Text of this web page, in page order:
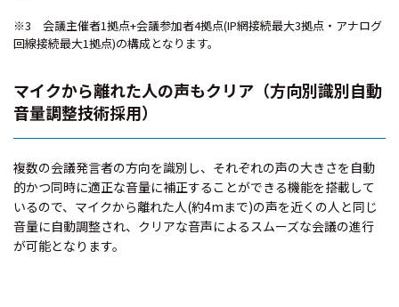
※3 会議主催者1拠点+会議参加者4拠点(IP網接続最大3拠点・アナログ
回線接続最大1拠点)の構成となります。
マイクから離れた人の声もクリア（方向別識別自動
音量調整技術採用）
複数の会議発言者の方向を識別し、それぞれの声の大きさを自動
的かつ同時に適正な音量に補正することができる機能を搭載して
いるので、マイクから離れた人(約4mまで)の声を近くの人と同じ
音量に自動調整され、クリアな音声によるスムーズな会議の進行
が可能となります。